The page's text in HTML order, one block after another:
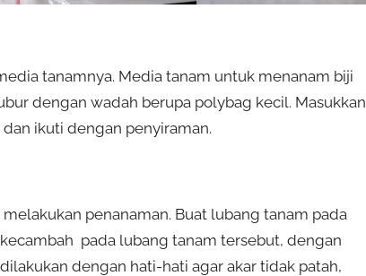
tanamnya. Media tanam untuk menanam biji
dengan wadah berupa polybag kecil. Masukkan
ikuti dengan penyiraman.
penanaman. Buat lubang tanam pada
pada lubang tanam tersebut, dengan
dengan hati-hati agar akar tidak patah,